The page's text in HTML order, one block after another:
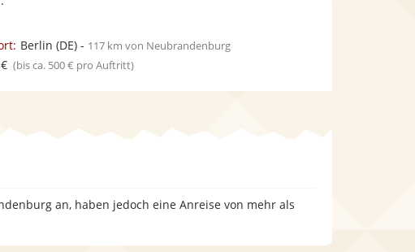
Berlin (DE)- 117 km von Neubrandenburg
€ (bis ca. 500 € pro Auftritt)
an, haben jedoch eine Anreise von mehr als